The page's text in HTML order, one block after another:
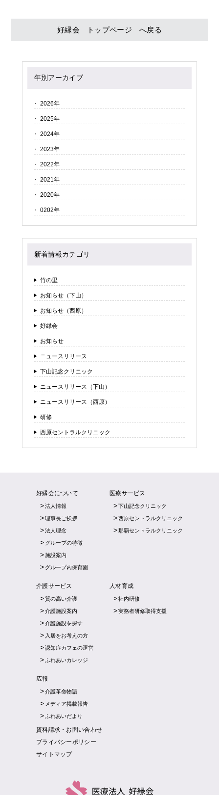
好縁会 トップページ へ戻る
年別アーカイブ
2026年
2025年
2024年
2023年
2022年
2021年
2020年
0202年
新着情報カテゴリ
竹の里
お知らせ（下山）
お知らせ（西原）
好縁会
お知らせ
ニュースリリース
下山記念クリニック
ニュースリリース（下山）
ニュースリリース（西原）
研修
西原セントラルクリニック
好縁会について
法人情報
理事長ご挨拶
法人理念
グループの特徴
施設案内
グループ内保育園
医療サービス
下山記念クリニック
西原セントラルクリニック
那覇セントラルクリニック
介護サービス
質の高い介護
介護施設案内
介護施設を探す
入居をお考えの方
認知症カフェの運営
ふれあいカレッジ
人材育成
社内研修
実務者研修取得支援
広報
介護革命物語
メディア掲載報告
ふれあいだより
資料請求・お問い合わせ
プライバシーポリシー
サイトマップ